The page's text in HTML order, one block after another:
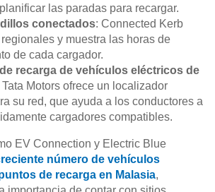
las paradas para recargar.
conectados: Connected Kerb
y muestra las horas de
de cada cargador.
recarga de vehículos eléctricos de
Tata Motors ofrece un localizador
su red, que ayuda a los conductores a
cargadores compatibles.
EV Connection y Electric Blue
número de vehículos
de recarga en Malasia,